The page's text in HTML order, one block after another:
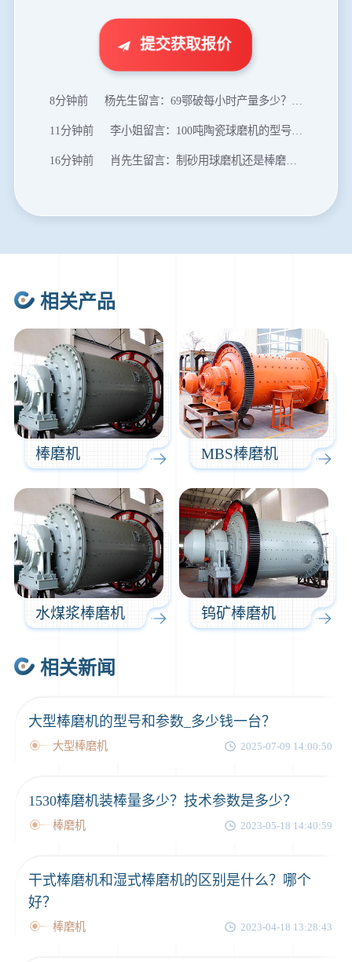
提交获取报价
王先生留言：建一条石料破碎生产线，规模300吨/小时，提供设备选型和报价。
陈先生留言：每小时100吨建筑垃圾粉碎机？推荐用什么型号？
8分钟前 杨先生留言：69鄂破每小时产量多少？参数和工作视频。
11分钟前 李小姐留言：100吨陶瓷球磨机的型号和参数？
16分钟前 肖先生留言：制砂用球磨机还是棒磨机？每小时100吨价格。
24分钟前 朱先生留言：制砂机3000吨一套多少钱？
1分钟前 谢先生留言：球磨机多少钱一台？提供型号和参数。
2分钟前 王先生留言：建一条石料破碎生产线，规模300吨/小时，提供设备选型和报价。
5分钟前 陈先生留言：每小时100吨建筑垃圾粉碎机？推荐用什么型号？
相关产品
棒磨机 MBS棒磨机
水煤浆棒磨机 钨矿棒磨机
相关新闻
大型棒磨机的型号和参数_多少钱一台？
大型棒磨机 2025-07-09 14:00:50
1530棒磨机装棒量多少？技术参数是多少？
棒磨机 2023-05-18 14:40:59
干式棒磨机和湿式棒磨机的区别是什么？哪个
好？
棒磨机 2023-04-18 13:28:43